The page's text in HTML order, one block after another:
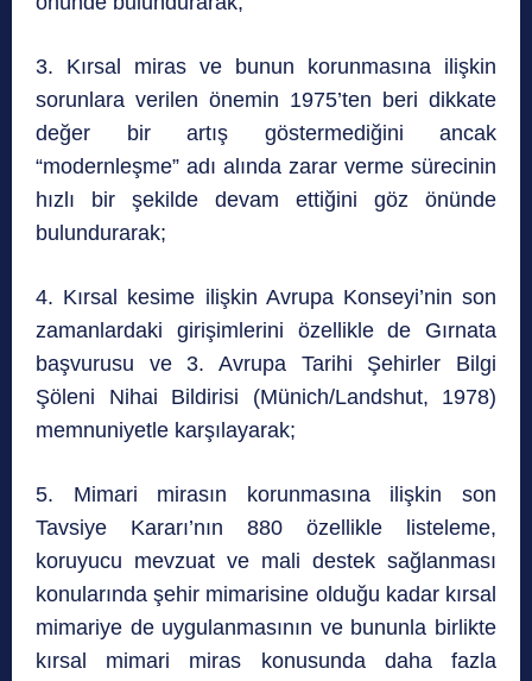
3. Kırsal miras ve bunun korunmasına ilişkin
sorunlara verilen önemin 1975’ten beri dikkate
değer bir artış göstermediğini ancak
“modernleşme” adı alında zarar verme sürecinin
hızlı bir şekilde devam ettiğini göz önünde
bulundurarak;
4. Kırsal kesime ilişkin Avrupa Konseyi’nin son
zamanlardaki girişimlerini özellikle de Gırnata
başvurusu ve 3. Avrupa Tarihi Şehirler Bilgi
Şöleni Nihai Bildirisi (Münich/Landshut, 1978)
memnuniyetle karşılayarak;
5. Mimari mirasın korunmasına ilişkin son
Tavsiye Kararı’nın 880 özellikle listeleme,
koruyucu mevzuat ve mali destek sağlanması
konularında şehir mimarisine olduğu kadar kırsal
mimariye de uygulanmasının ve bununla birlikte
kırsal mimari miras konusunda daha fazla